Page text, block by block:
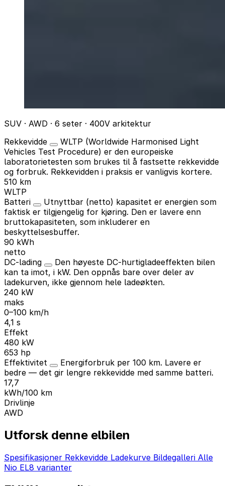
SUV · AWD · 6 seter · 400V arkitektur
Rekkevidde
WLTP (Worldwide Harmonised Light
Vehicles Test Procedure) er den europeiske
laboratorietesten som brukes til å fastsette rekkevidde
og forbruk. Rekkevidden i praksis er vanligvis kortere.
510 km
WLTP
Batteri
Utnyttbar (netto) kapasitet er energien som
faktisk er tilgjengelig for kjøring. Den er lavere enn
bruttokapasiteten, som inkluderer en
beskyttelsesbuffer.
90 kWh
netto
DC-lading
Den høyeste DC-hurtigladeeffekten bilen
kan ta imot, i kW. Den oppnås bare over deler av
ladekurven, ikke gjennom hele ladeøkten.
240 kW
maks
0–100 km/h
4,1 s
Effekt
480 kW
653 hp
Effektivitet
Energiforbruk per 100 km. Lavere er
bedre — det gir lengre rekkevidde med samme batteri.
17,7
kWh/100 km
Drivlinje
AWD
Utforsk denne elbilen
Spesifikasjoner Rekkevidde Ladekurve Bildegalleri Alle
Nio EL8 varianter